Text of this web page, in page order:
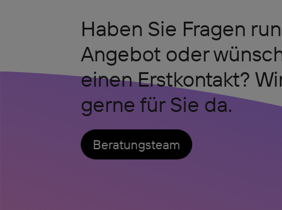
Haben Sie Fragen
Angebot oder
einen Erstkontakt?
gerne für Sie da.
Beratungsteam